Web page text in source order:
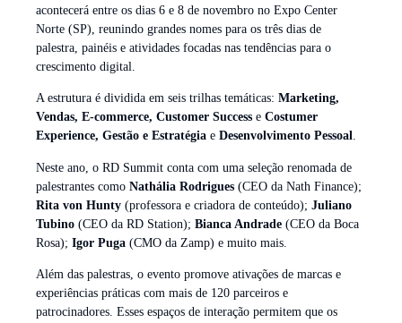
acontecerá entre os dias 6 e 8 de novembro no Expo Center
Norte (SP), reunindo grandes nomes para os três dias de
palestra, painéis e atividades focadas nas tendências para o
crescimento digital.
A estrutura é dividida em seis trilhas temáticas: Marketing,
Vendas, E-commerce, Customer Success e Costumer
Experience, Gestão e Estratégia e Desenvolvimento Pessoal.
Neste ano, o RD Summit conta com uma seleção renomada de
palestrantes como Nathália Rodrigues (CEO da Nath Finance);
Rita von Hunty (professora e criadora de conteúdo); Juliano
Tubino (CEO da RD Station); Bianca Andrade (CEO da Boca
Rosa); Igor Puga (CMO da Zamp) e muito mais.
Além das palestras, o evento promove ativações de marcas e
experiências práticas com mais de 120 parceiros e
patrocinadores. Esses espaços de interação permitem que os